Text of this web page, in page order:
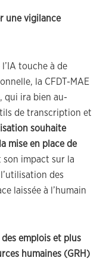
une vigilance
touche à de
la CFDT-MAE
qui ira bien au-
de transcription et
souhaite
mise en place de
son impact sur la
des
laissée à l’humain
des emplois et plus
humaines (GRH)